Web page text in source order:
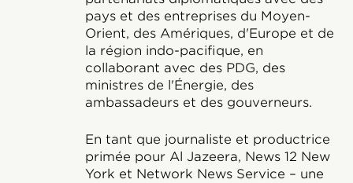
pays et des entreprises du Moyen-
Orient, des Amériques, d'Europe et de
la région indo-pacifique, en
collaborant avec des PDG, des
ministres de l'Énergie, des
ambassadeurs et des gouverneurs.
En tant que journaliste et productrice
primée pour Al Jazeera, News 12 New
York et Network News Service – une